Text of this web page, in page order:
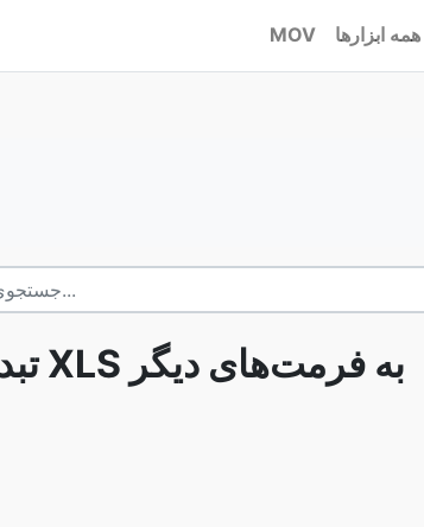
MOV همه ابزارها
تبدیل XLS به فرمت‌های دیگر